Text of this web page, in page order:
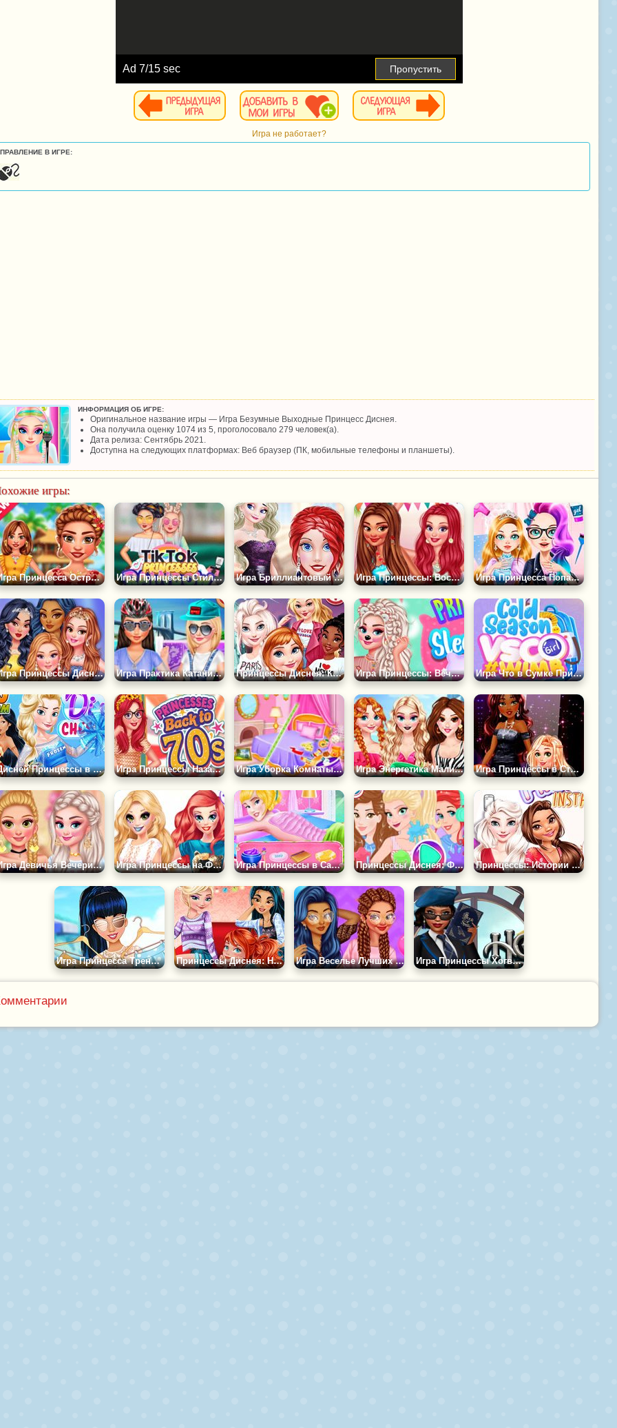
Ad 8/15 sec Пропустить
Игра не работает?
В ИГРЕ:
ИНФОРМАЦИЯ ОБ ИГРЕ:
Оригинальное название игры — Игра Безумные Выходные Принцесс Диснея.
Она получила оценку 1074 из 5, проголосовало 279 человек(а).
Дата релиза: Сентябрь 2021.
Доступна на следующих платформах: Веб браузер (ПК, мобильные телефоны и планшеты).
игры:
Игра Принцесса Острова: Все Вокруг Моды Игра Принцессы Стиль Радуга Максимализм Игра Бриллиантовый Бал для Принцесс Диснея Игра Принцессы: Воспоминание о Гавайях Игра Принцесса Попала в Будущее
Игра Принцессы Диснея: Праздничный Вечер Игра Практика Катания на Коньках Принцессы Диснея: Каникулы в Городе Игра Принцессы: Вечеринка с Ночевкой Игра Что в Сумке Принцесс?
Дисней Принцессы в Группе Поддержки Игра Принцессы Назад к 70-ым Игра Уборка Комнаты Принцессы Игра Энергетика Малибу: Принцессы в Отпуске Игра Принцессы в Стиле Певцов-Идолов
Игра Девичья Вечеринка Принцесс Игра Принцессы на Фестивале Панк-Рок Игра Принцессы в Салоне Красоты Принцессы Диснея: Фестиваль Красок Принцессы: Истории Инстаграм
Игра Принцесса Тренды Жаркого Лета Принцессы Диснея: Настольные Игры Игра Веселье Лучших Подруг Игра Принцессы Хогвартса